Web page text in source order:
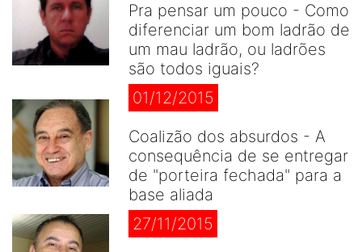
Pra pensar um pouco - Como
diferenciar um bom ladrão de
um mau ladrão, ou ladrões
são todos iguais?
01/12/2015
Coalizão dos absurdos - A
consequência de se entregar
de "porteira fechada" para a
base aliada
27/11/2015